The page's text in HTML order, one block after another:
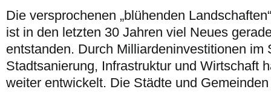
Die versprochenen „blühenden
ist in den letzten 30 Jahren viel Neues
entstanden. Durch Milliardeninvestitionen im
Stadtsanierung, Infrastruktur und Wirtschaft
weiter entwickelt. Die Städte und